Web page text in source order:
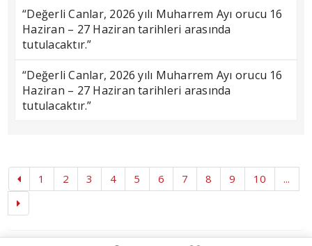
“Değerli Canlar, 2026 yılı Muharrem Ayı orucu 16
Haziran – 27 Haziran tarihleri arasında
tutulacaktır.”
“Değerli Canlar, 2026 yılı Muharrem Ayı orucu 16
Haziran – 27 Haziran tarihleri arasında
tutulacaktır.”
1 2 3 4 5 6 7 8 9 10 ...